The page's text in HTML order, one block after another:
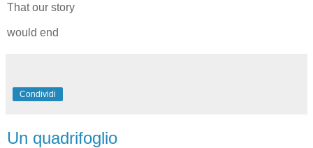
That our story
would end
Condividi
Un quadrifoglio